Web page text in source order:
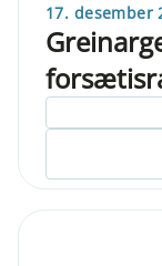
17. desember